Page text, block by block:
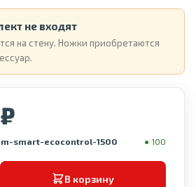
не входят
на стену. Ножки приобретаются
smart-ecocontrol-1500 ● 100
В корзину